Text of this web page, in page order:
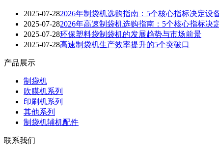
2025-07-282026年制袋机选购指南：5个核心指标决定设
2025-07-282026年高速制袋机选购指南：5个核心指标决
2025-07-28环保塑料袋制袋机的发展趋势与市场前景
2025-07-28高速制袋机生产效率提升的5个突破口
产品展示
制袋机
吹膜机系列
印刷机系列
其他系列
制袋机辅机配件
联系我们